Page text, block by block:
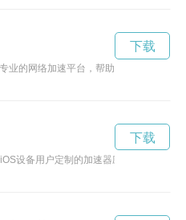
业的网络加速平台，帮助用户解决网络
下载
设备用户定制的加速器应用，能够帮
下载